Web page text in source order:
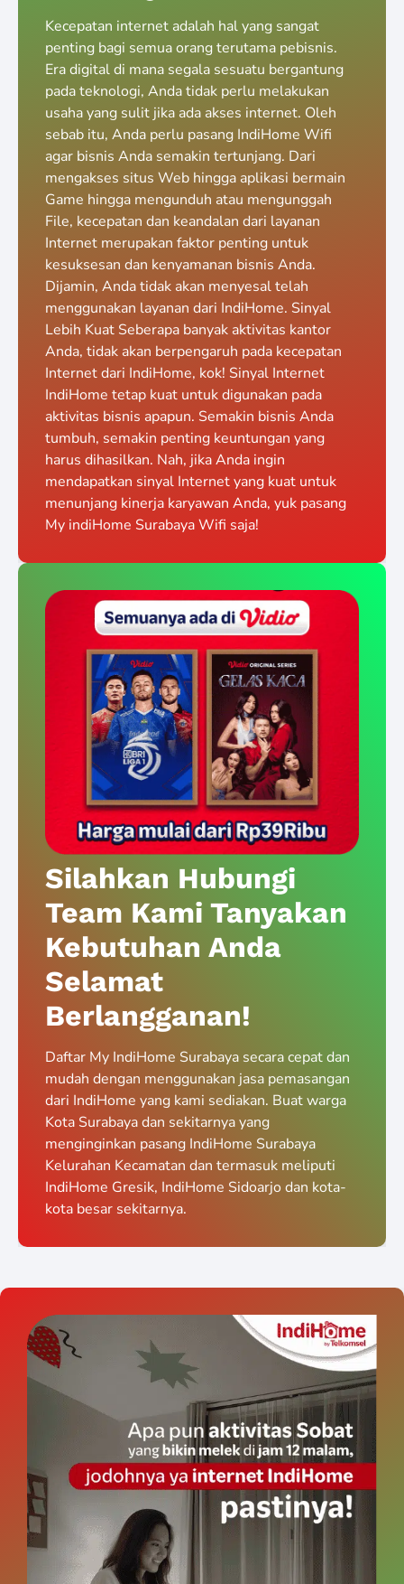
Kecepatan internet adalah hal yang sangat
penting bagi semua orang terutama pebisnis.
Era digital di mana segala sesuatu bergantung
pada teknologi, Anda tidak perlu melakukan
usaha yang sulit jika ada akses internet. Oleh
sebab itu, Anda perlu pasang IndiHome Wifi
agar bisnis Anda semakin tertunjang. Dari
mengakses situs Web hingga aplikasi bermain
Game hingga mengunduh atau mengunggah
File, kecepatan dan keandalan dari layanan
Internet merupakan faktor penting untuk
kesuksesan dan kenyamanan bisnis Anda.
Dijamin, Anda tidak akan menyesal telah
menggunakan layanan dari IndiHome. Sinyal
Lebih Kuat Seberapa banyak aktivitas kantor
Anda, tidak akan berpengaruh pada kecepatan
Internet dari IndiHome, kok! Sinyal Internet
IndiHome tetap kuat untuk digunakan pada
aktivitas bisnis apapun. Semakin bisnis Anda
tumbuh, semakin penting keuntungan yang
harus dihasilkan. Nah, jika Anda ingin
mendapatkan sinyal Internet yang kuat untuk
menunjang kinerja karyawan Anda, yuk pasang
My indiHome Surabaya Wifi saja!
Silahkan Hubungi
Team Kami Tanyakan
Kebutuhan Anda
Selamat
Berlangganan!
Daftar My IndiHome Surabaya secara cepat dan
mudah dengan menggunakan jasa pemasangan
dari IndiHome yang kami sediakan. Buat warga
Kota Surabaya dan sekitarnya yang
menginginkan pasang IndiHome Surabaya
Kelurahan Kecamatan dan termasuk meliputi
IndiHome Gresik, IndiHome Sidoarjo dan kota-
kota besar sekitarnya.